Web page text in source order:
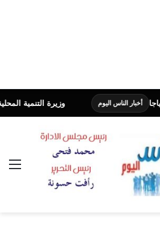
اليوم وزيرة التنمية المحلية والبيئة تعلن